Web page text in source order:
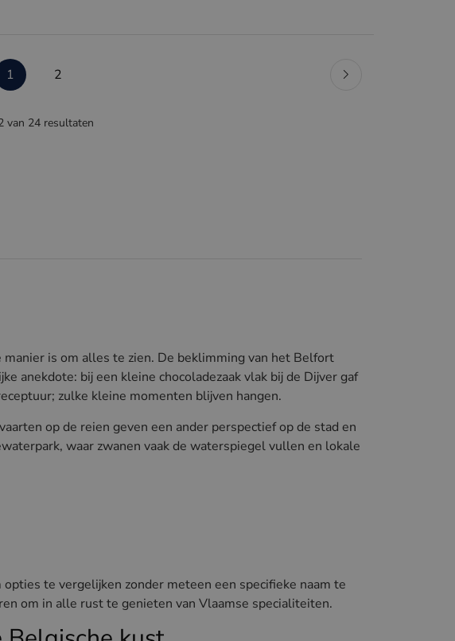
1 2
van 24 resultaten
is om alles te zien. De beklimming van het Belfort
anekdote: bij een kleine chocoladezaak vlak bij de Dijver gaf
zulke kleine momenten blijven hangen.
op de reien geven een ander perspectief op de stad en
waar zwanen vaak de waterspiegel vullen en lokale
opties te vergelijken zonder meteen een specifieke naam te
om in alle rust te genieten van Vlaamse specialiteiten.